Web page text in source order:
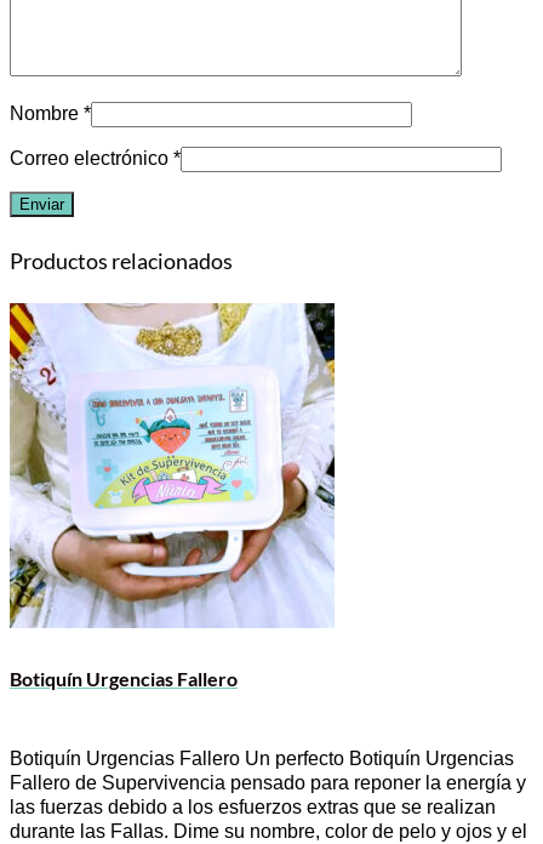
Nombre *
Correo electrónico *
Productos relacionados
Botiquín Urgencias Fallero
Botiquín Urgencias Fallero Un perfecto Botiquín Urgencias
Fallero de Supervivencia pensado para reponer la energía y
las fuerzas debido a los esfuerzos extras que se realizan
durante las Fallas. Dime su nombre, color de pelo y ojos y el